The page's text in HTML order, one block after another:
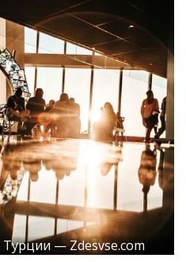
— Zdesvse.com